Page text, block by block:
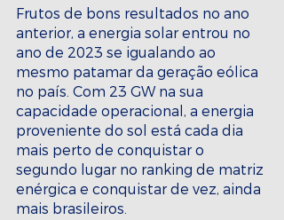
Frutos de bons resultados no ano
anterior, a energia solar entrou no
ano de 2023 se igualando ao
mesmo patamar da geração eólica
no país. Com 23 GW na sua
capacidade operacional, a energia
proveniente do sol está cada dia
mais perto de conquistar o
segundo lugar no ranking de matriz
enérgica e conquistar de vez, ainda
mais brasileiros.